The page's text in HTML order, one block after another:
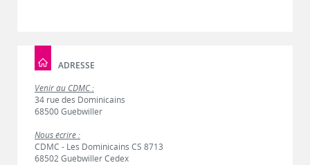
ADRESSE
Venir au CDMC :
34 rue des Dominicains
68500 Guebwiller
Nous écrire :
CDMC - Les Dominicains CS 8713
68502 Guebwiller Cedex